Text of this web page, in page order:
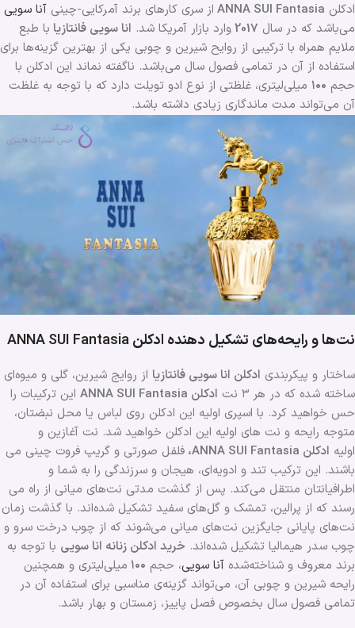
ادکلن ANNA SUI Fantasia از سری کارهای برند آمرکایی-چینی آنا سویی
می‌باشد که در سال 2017 وارد بازار آمریکا شد. انا سویی فانتازیا با طبع
ملایم همراه با ترکیبی از روایح شیرین و چوبی یکی از بهترین گزینه‌ها برای
استفاده از آن در تمامی فصول سال می‌باشد. ناگفته نماند این ادکلن با
حجم ۱۰۰ میلی‌لیتری، غلظتی از نوع ادو تویلت دارد که با توجه به غلظت
آن می‌تواند مدت ماندگاری زیادی داشته باشد.
نت‌ها و رایحه‌های تشکیل دهنده ادکلنANNA SUI Fantasia
ساختار و پیکربندی ادکلن انا سویی فانتازیا از روایج شیرین، گلی و میوه‌ای
ساخته شده که در هر ۳ نت
ادکلن ANNA SUI Fantasia
این ترکیبات را
حس خواهید کرد. با اسپری اولیه این ادکلن روی لباس یا محل نبضتان،
متوجه رایحه و نت های اولیه این ادکلن خواهید شد. نت‌ آغازین و
اولیه ادکلن ANNA SUI Fantasia،
فلفل صورتی و گریپ فروت چینی می
باشند. این ترکیب تند و ادویه‌ای، هیجان و سرزندگی را به شما و
اطرافیانتان منتقل می‌کند. پس از گذشت مدتی نت‌های میانی از راه می
رسند که از پرالین، تمشک و گل‌های سفید تشکیل شده‌اند. با گذشت زمان
نت‌های پایانی جایگزین نت‌های میانی می‌شوند که از چوب درخت سرو و
چوب سدر هیمالیا تشکیل شده‌اند. خرید ادکلن زنانه انا سویی با توجه به
برند معروف و شناخته‌شده آنا سویی، حجم ۱۰۰ میلی‌لیتری و همچنین
رایحه شیرین و چوبی آن، می‌تواند گزینه‌ی مناسبی برای استفاده آن در
تمامی فصول سال بخصوص فصل پاییز، زمستان و بهار باشد.